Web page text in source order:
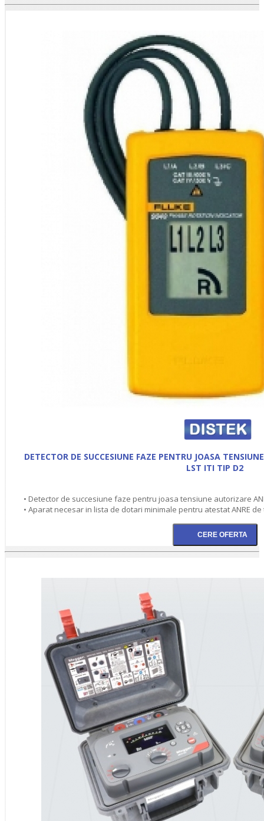
DETECTOR DE SUCCESIUNE FAZE PENTRU JOASA
LST ITI TIP D2
• Detector de succesiune faze pentru joasa tensiune autorizare
• Aparat necesar in lista de dotari minimale pentru atestat ANRE de